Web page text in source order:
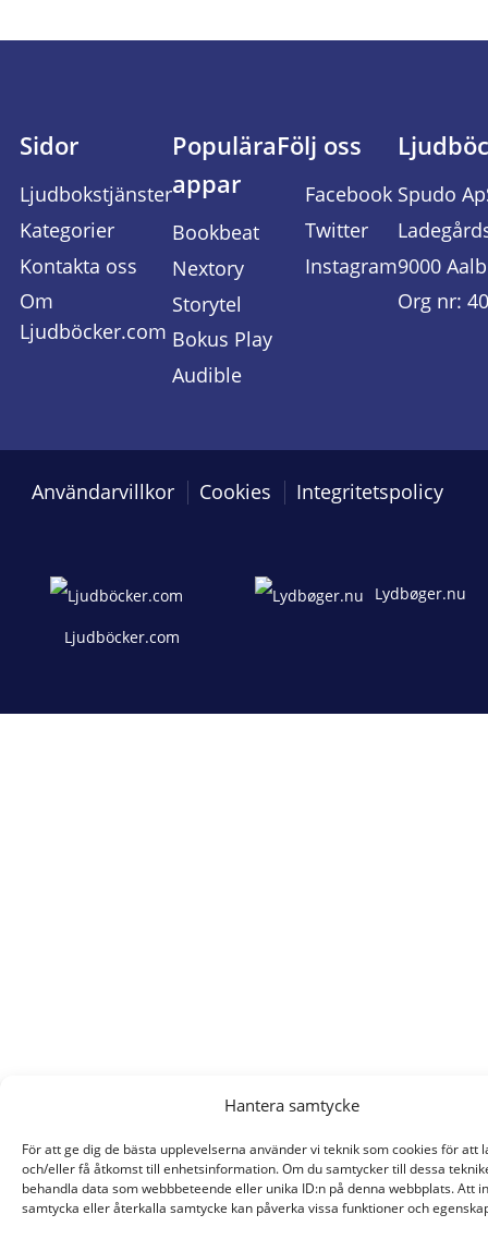
Hantera samtycke
För att ge dig de bästa upplevelserna använder vi teknik som cookies för att
och/eller få åtkomst till enhetsinformation. Om du samtycker till dessa
behandla data som webbbeteende eller unika ID:n på denna webbplats. Att
samtycka eller återkalla samtycke kan påverka vissa funktioner och
Sidor
Ljudbokstjänster
Kategorier
Kontakta oss
Om
Ljudböcker.com
Populära
appar
Bookbeat
Nextory
Storytel
Bokus Play
Audible
Följ oss
Facebook
Twitter
Instagram
Spudo
9000
Org nr:
Användarvillkor Cookies Integritetspolicy
Ljudböcker.com
Lydbøger.nu